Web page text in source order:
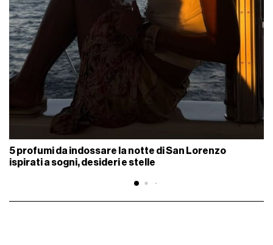
5 profumi da indossare la notte di San Lorenzo
ispirati a sogni, desideri e stelle